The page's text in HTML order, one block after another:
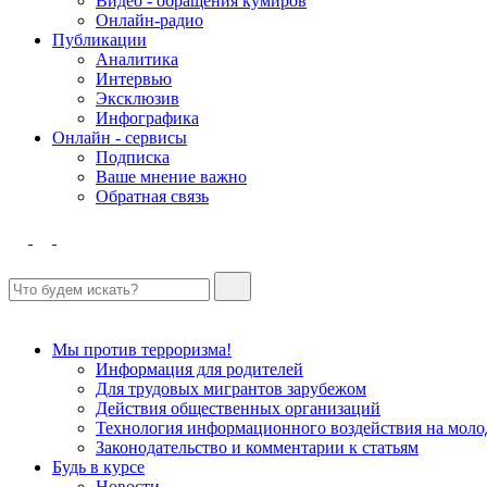
Онлайн-радио
Публикации
Аналитика
Интервью
Эксклюзив
Инфографика
Онлайн - сервисы
Подписка
Ваше мнение важно
Обратная связь
Мы против терроризма!
Информация для родителей
Для трудовых мигрантов зарубежом
Действия общественных организаций
Технология информационного воздействия на
Законодательство и комментарии к статьям
Будь в курсе